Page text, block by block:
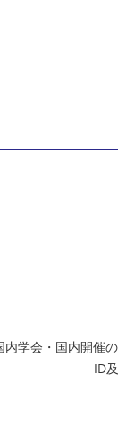
内学会・国内開催
ID